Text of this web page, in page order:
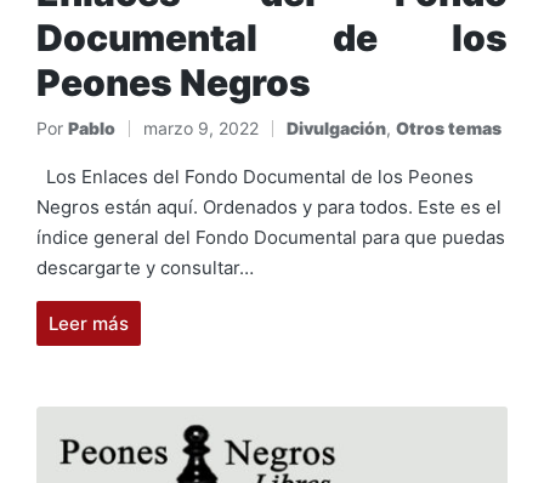
Documental de los
Peones Negros
Publicado
por
Por Pablo marzo 9, 2022
Publicado
en
Divulgación, Otros temas
Los Enlaces del Fondo Documental de los Peones
Negros están aquí. Ordenados y para todos. Este es el
índice general del Fondo Documental para que puedas
descargarte y consultar…
Leer más